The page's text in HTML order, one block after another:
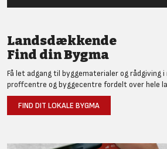
Landsdækkende
Find din Bygma
Få let adgang til byggematerialer og rådgiving i
proffcentre og byggecentre fordelt over hele
FIND DIT LOKALE BYGMA